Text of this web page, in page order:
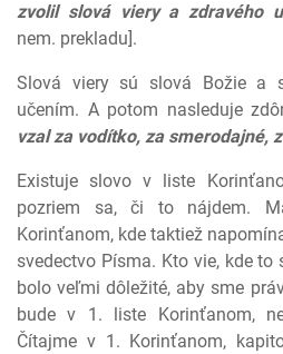
zvolil slová viery a zdravého
nem. prekladu].
Slová viery sú slová Božie a
učením. A potom nasleduje
vzal za vodítko, za smerodajné,
Existuje slovo v liste
pozriem sa, či to nájdem.
Korinťanom, kde taktiež
svedectvo Písma. Kto vie, kde
bolo veľmi dôležité, aby sme
bude v 1. liste Korinťanom,
Čítajme v 1. Korinťanom,